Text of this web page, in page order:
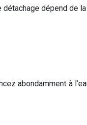
dépend de
abondamment à